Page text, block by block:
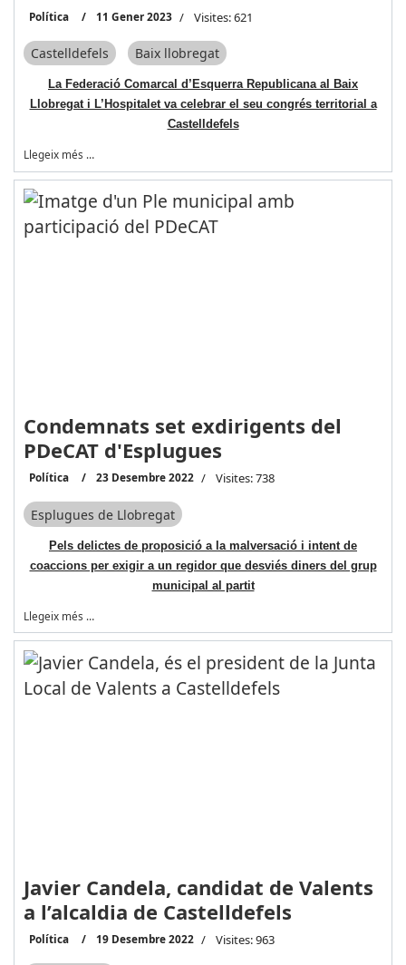
Política 11 Gener 2023 Visites: 621
Castelldefels Baix llobregat
La Federació Comarcal d’Esquerra Republicana al Baix
Llobregat i L’Hospitalet va celebrar el seu congrés territorial a
Castelldefels
Llegeix més …
Condemnats set exdirigents del
PDeCAT d'Esplugues
Política 23 Desembre 2022 Visites: 738
Esplugues de Llobregat
Pels delictes de proposició a la malversació i intent de
coaccions per exigir a un regidor que desviés diners del grup
municipal al partit
Llegeix més …
Javier Candela, candidat de Valents
a l’alcaldia de Castelldefels
Política 19 Desembre 2022 Visites: 963